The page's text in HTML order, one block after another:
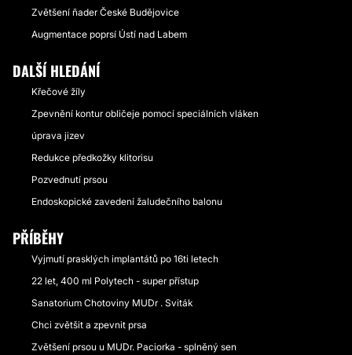
Zvětšení ňader České Budějovice
Augmentace poprsí Ústí nad Labem
DALŠÍ HLEDÁNÍ
Křečové žíly
Zpevnění kontur obličeje pomocí speciálních vláken
úprava jizev
Redukce předkožky klitorisu
Pozvednutí prsou
Endoskopické zavedení žaludečního balonu
PŘÍBĚHY
Vyjmutí prasklých implantátů po 16ti letech
22 let, 400 ml Polytech - super přístup
Sanatorium Chotoviny MUDr . Sviták
Chci zvětšit a zpevnit prsa
Zvětšení prsou u MUDr. Paciorka - splněný sen